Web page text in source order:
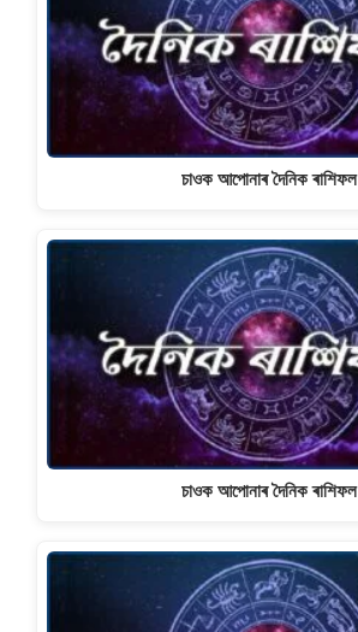
চাওক আপোনাৰ দৈনিক ৰাশিফল
চাওক আপোনাৰ দৈনিক ৰাশিফল